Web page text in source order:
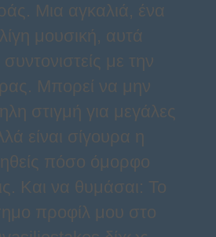
Μια αγκαλιά, ένα
μουσική, αυτά
με την
Μπορεί να μην
στιγμή για μεγάλες
είναι σίγουρα η
πόσο όμορφο
Και να θυμάσαι: Το
προφίλ μου στο